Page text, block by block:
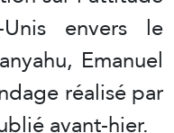
envers le
Emanuel
réalisé par
avant-hier.